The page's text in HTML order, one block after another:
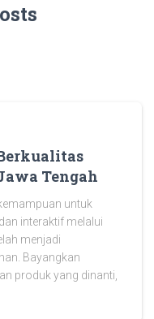
Tengah
untuk
interaktif melalui
menjadi
Bayangkan
produk yang dinanti,